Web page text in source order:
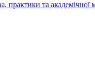
практики та академічної